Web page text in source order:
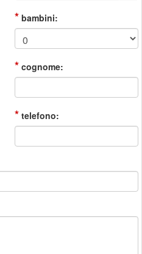
* bambini:
* cognome:
* telefono: